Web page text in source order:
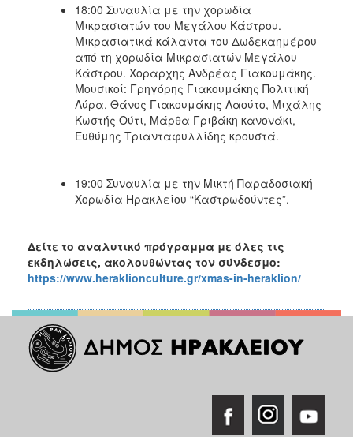
18:00 Συναυλία με την χορωδία
Μικρασιατών του Μεγάλου Κάστρου.
Μικρασιατικά κάλαντα του Δωδεκαημέρου
από τη χορωδία Μικρασιατών Μεγάλου
Κάστρου. Χοραρχης Ανδρέας Γιακουμάκης.
Μουσικοί: Γρηγόρης Γιακουμάκης Πολιτική
Λύρα, Θάνος Γιακουμάκης Λαούτο, Μιχάλης
Κωστής Ούτι, Μάρθα Γριβάκη κανονάκι,
Ευθύμης Τριανταφυλλίδης κρουστά.
19:00 Συναυλία με την Μικτή Παραδοσιακή
Χορωδία Ηρακλείου “Καστρωδούντες”.
Δείτε το αναλυτικό πρόγραμμα με όλες τις
εκδηλώσεις, ακολουθώντας τον σύνδεσμο:
https://www.heraklionculture.gr/xmas-in-heraklion/